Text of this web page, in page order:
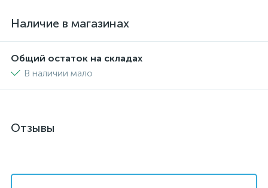
Наличие в магазинах
Общий остаток на складах
В наличии мало
Отзывы